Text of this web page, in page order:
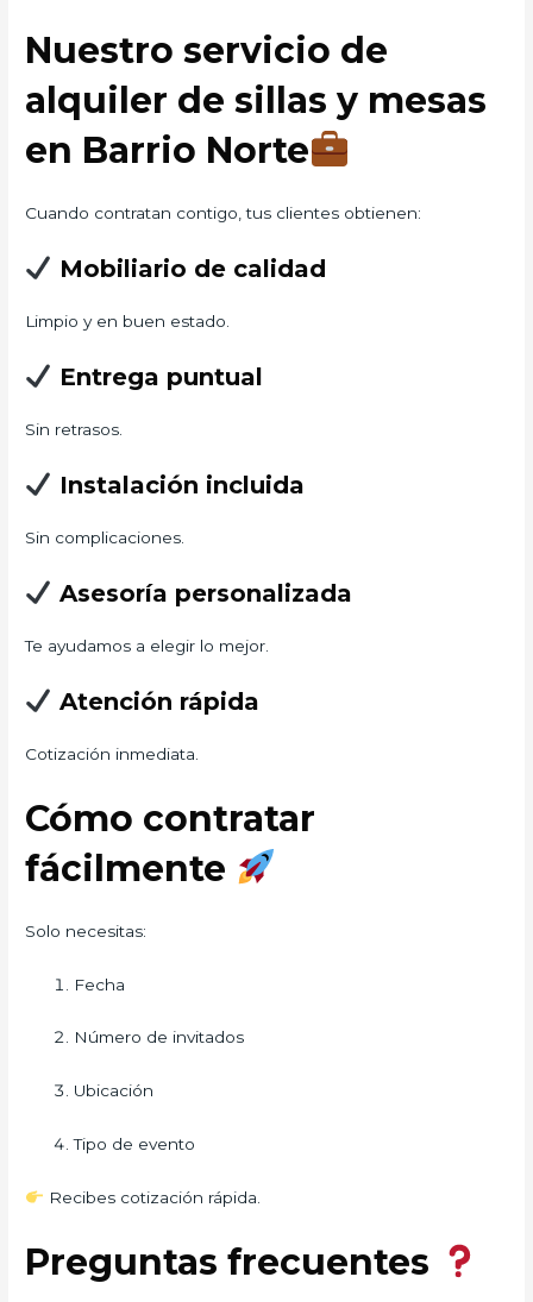
Nuestro servicio de
alquiler de sillas y mesas
en Barrio Norte
Cuando contratan contigo, tus clientes obtienen:
Mobiliario de calidad
Limpio y en buen estado.
Entrega puntual
Sin retrasos.
Instalación incluida
Sin complicaciones.
Asesoría personalizada
Te ayudamos a elegir lo mejor.
Atención rápida
Cotización inmediata.
Cómo contratar
fácilmente
Solo necesitas:
Fecha
Número de invitados
Ubicación
Tipo de evento
Recibes cotización rápida.
Preguntas frecuentes